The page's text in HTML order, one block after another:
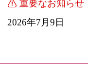
重要なお知らせ
2026年7月9日